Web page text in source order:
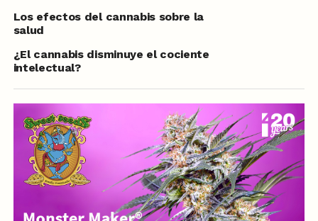
Los efectos del cannabis sobre la
salud
¿El cannabis disminuye el cociente
intelectual?